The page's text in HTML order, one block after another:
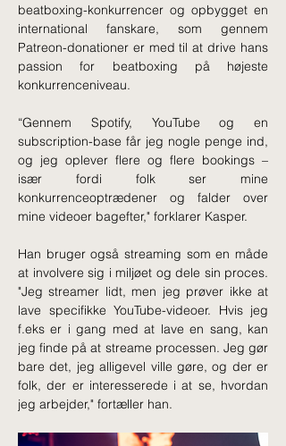
beatboxing-konkurrencer og opbygget en
international fanskare, som gennem
Patreon-donationer er med til at drive hans
passion for beatboxing på højeste
konkurrenceniveau.
“Gennem Spotify, YouTube og en
subscription-base får jeg nogle penge ind,
og jeg oplever flere og flere bookings –
især fordi folk ser mine
konkurrenceoptrædener og falder over
mine videoer bagefter," forklarer Kasper.
Han bruger også streaming som en måde
at involvere sig i miljøet og dele sin proces.
"Jeg streamer lidt, men jeg prøver ikke at
lave specifikke YouTube-videoer. Hvis jeg
f.eks er i gang med at lave en sang, kan
jeg finde på at streame processen. Jeg gør
bare det, jeg alligevel ville gøre, og der er
folk, der er interesserede i at se, hvordan
jeg arbejder," fortæller han.